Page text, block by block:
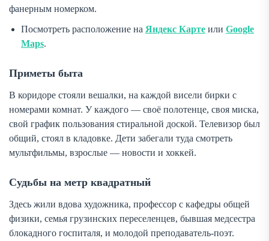
фанерным номерком.
Посмотреть расположение на Яндекс Карте или Google
Maps.
Приметы быта
В коридоре стояли вешалки, на каждой висели бирки с
номерами комнат. У каждого — своё полотенце, своя миска,
свой график пользования стиральной доской. Телевизор был
общий, стоял в кладовке. Дети забегали туда смотреть
мультфильмы, взрослые — новости и хоккей.
Судьбы на метр квадратный
Здесь жили вдова художника, профессор с кафедры общей
физики, семья грузинских переселенцев, бывшая медсестра
блокадного госпиталя, и молодой преподаватель-поэт.